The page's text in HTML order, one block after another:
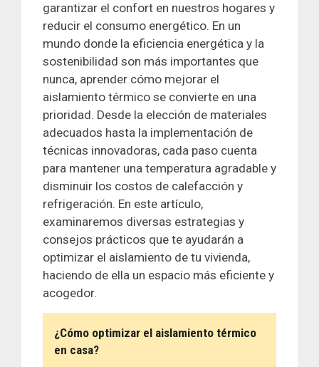
garantizar el confort en nuestros hogares y
reducir el consumo energético. En un
mundo donde la eficiencia energética y la
sostenibilidad son más importantes que
nunca, aprender cómo mejorar el
aislamiento térmico se convierte en una
prioridad. Desde la elección de materiales
adecuados hasta la implementación de
técnicas innovadoras, cada paso cuenta
para mantener una temperatura agradable y
disminuir los costos de calefacción y
refrigeración. En este artículo,
examinaremos diversas estrategias y
consejos prácticos que te ayudarán a
optimizar el aislamiento de tu vivienda,
haciendo de ella un espacio más eficiente y
acogedor.
¿Cómo optimizar el aislamiento térmico
en casa?